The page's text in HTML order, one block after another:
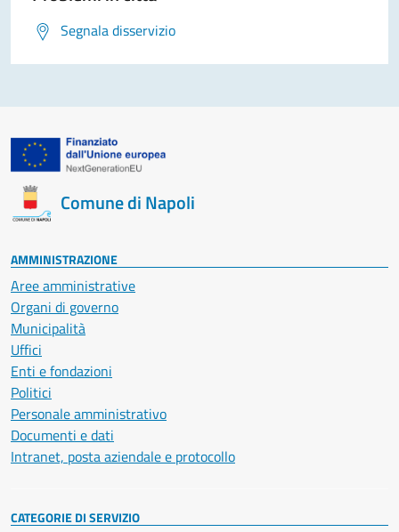
Segnala disservizio
Comune di Napoli
AMMINISTRAZIONE
Aree amministrative
Organi di governo
Municipalità
Uffici
Enti e fondazioni
Politici
Personale amministrativo
Documenti e dati
Intranet, posta aziendale e protocollo
CATEGORIE DI SERVIZIO